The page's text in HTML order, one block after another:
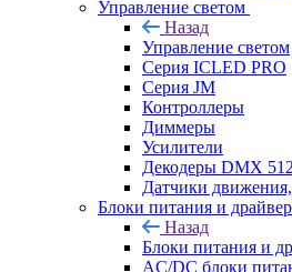
Управление светом
Назад
Управление светом
Серия ICLED PRO
Серия JM
Контроллеры
Диммеры
Усилители
Декодеры DMX 512
Датчики движения,
Блоки питания и
Назад
Блоки питания и
AC/DC блоки